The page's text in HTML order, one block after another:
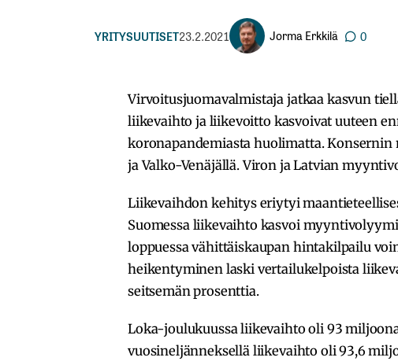
YRITYSUUTISET23.2.2021 Jorma Erkkilä 0
Virvoitusjuomavalmistaja jatkaa kasvun
liikevaihto ja liikevoitto kasvoivat uuteen
koronapandemiasta huolimatta.
ja Valko-Venäjällä. Viron ja Latvian
Liikevaihdon kehitys eriytyi
Suomessa liikevaihto kasvoi
loppuessa vähittäiskaupan hintakilpailu
heikentyminen laski vertailukelpoista
seitsemän prosenttia.
Loka-joulukuussa liikevaihto oli 93
vuosineljänneksellä liikevaihto oli 93,6